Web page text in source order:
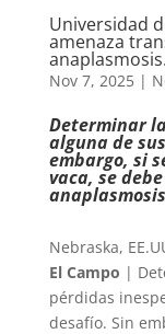
Universidad
amenaza
anaplasmosis.
Nov 7, 2025|
Determinar
alguna de
embargo, si
vaca, se
Nebraska,
El Campo |
pérdidas
desafío. Sin